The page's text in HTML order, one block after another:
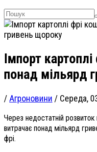
Імпорт
понад мільярд
/ Агроновини / Середа,
Через недостатній
витрачає понад мільярд
фрі.